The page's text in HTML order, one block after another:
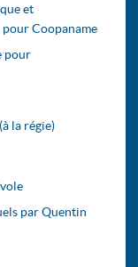
et
Coopaname
pour
la régie)
par Quentin